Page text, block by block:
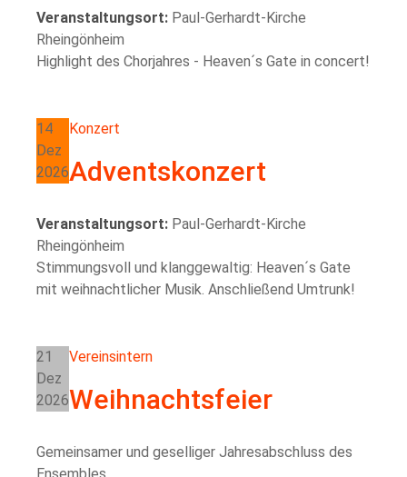
Veranstaltungsort: Paul-Gerhardt-Kirche
Rheingönheim
Highlight des Chorjahres - Heaven´s Gate in concert!
14
Dez
2026
Konzert
Adventskonzert
Veranstaltungsort: Paul-Gerhardt-Kirche
Rheingönheim
Stimmungsvoll und klanggewaltig: Heaven´s Gate
mit weihnachtlicher Musik. Anschließend Umtrunk!
21
Dez
2026
Vereinsintern
Weihnachtsfeier
Gemeinsamer und geselliger Jahresabschluss des